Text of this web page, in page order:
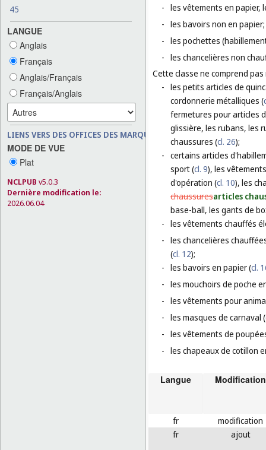
45
LANGUE
Anglais
Français
Anglais/Français
Français/Anglais
LIENS VERS DES OFFICES DES MARQUES
MODE DE VUE
Plat
NCLPUB v5.0.3
Dernière modification le:
2026.06.04
- les vêtements en papier,
- les bavoirs non en papier;
- les pochettes
- les chancelières non
Cette classe ne comprend
- les petits articles de
cordonnerie métalliques (
fermetures pour articles
glissière, les rubans, les
chaussures (cl. 26);
- certains articles
sport (cl. 9), les
d'opération (cl. 10), les
chaussuresarticles
base-ball, les gants de
- les vêtements chauffés
- les chancelières
(cl. 12);
- les bavoirs en papier (cl.
- les mouchoirs de poche
- les vêtements pour
- les masques de carnaval (
- les vêtements de
- les chapeaux de cotillon
Langue Modification
fr
modification
fr
ajout